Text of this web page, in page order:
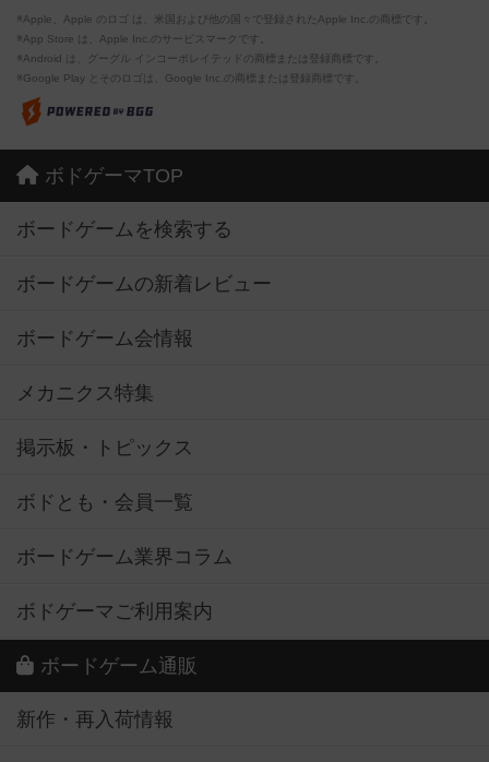
※Apple、Apple のロゴ は、米国および他の国々で登録されたApple Inc.の商標です。
※App Store は、Apple Inc.のサービスマークです。
※Android は、グーグル インコーポレイテッドの商標または登録商標です。
※Google Play とそのロゴは、Google Inc.の商標または登録商標です。
ボドゲーマTOP
ボードゲームを検索する
ボードゲームの新着レビュー
ボードゲーム会情報
メカニクス特集
掲示板・トピックス
ボドとも・会員一覧
ボードゲーム業界コラム
ボドゲーマご利用案内
ボードゲーム通販
新作・再入荷情報